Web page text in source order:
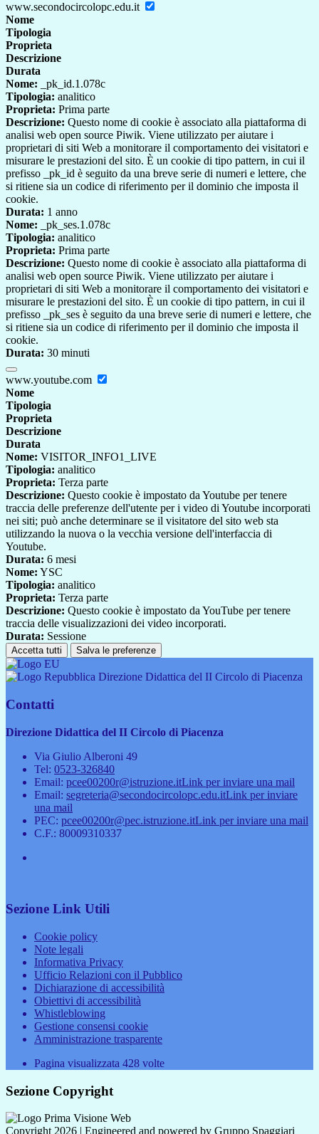
www.secondocircolopc.edu.it
Nome
Tipologia
Proprieta
Descrizione
Durata
Nome: _pk_id.1.078c
Tipologia: analitico
Proprieta: Prima parte
Descrizione: Questo nome di cookie è associato alla piattaforma di
analisi web open source Piwik. Viene utilizzato per aiutare i
proprietari di siti Web a monitorare il comportamento dei visitatori e
misurare le prestazioni del sito. È un cookie di tipo pattern, in cui il
prefisso _pk_id è seguito da una breve serie di numeri e lettere, che
si ritiene sia un codice di riferimento per il dominio che imposta il
cookie.
Durata: 1 anno
Nome: _pk_ses.1.078c
Tipologia: analitico
Proprieta: Prima parte
Descrizione: Questo nome di cookie è associato alla piattaforma di
analisi web open source Piwik. Viene utilizzato per aiutare i
proprietari di siti Web a monitorare il comportamento dei visitatori e
misurare le prestazioni del sito. È un cookie di tipo pattern, in cui il
prefisso _pk_ses è seguito da una breve serie di numeri e lettere, che
si ritiene sia un codice di riferimento per il dominio che imposta il
cookie.
Durata: 30 minuti
www.youtube.com
Nome
Tipologia
Proprieta
Descrizione
Durata
Nome: VISITOR_INFO1_LIVE
Tipologia: analitico
Proprieta: Terza parte
Descrizione: Questo cookie è impostato da Youtube per tenere
traccia delle preferenze dell'utente per i video di Youtube incorporati
nei siti; può anche determinare se il visitatore del sito web sta
utilizzando la nuova o la vecchia versione dell'interfaccia di
Youtube.
Durata: 6 mesi
Nome: YSC
Tipologia: analitico
Proprieta: Terza parte
Descrizione: Questo cookie è impostato da YouTube per tenere
traccia delle visualizzazioni dei video incorporati.
Durata: Sessione
Accetta tutti Salva le preferenze
Direzione Didattica del II Circolo di Piacenza
Contatti
Direzione Didattica del II Circolo di Piacenza
Via Giulio Alberoni 49
Tel: 0523-326840
Email: pcee00200r@istruzione.itLink per inviare una mail
Email: segreteria@secondocircolopc.edu.itLink per inviare
una mail
PEC: pcee00200r@pec.istruzione.itLink per inviare una mail
C.F.: 80009310337
Sezione Link Utili
Cookie policy
Note legali
Informativa Privacy
Ufficio Relazioni con il Pubblico
Dichiarazione di accessibilità
Obiettivi di accessibilità
Whistleblowing
Gestione consensi cookie
Amministrazione trasparente
Pagina visualizzata 428 volte
Sezione Copyright
Copyright 2026 | Engineered and powered by Gruppo Spaggiari